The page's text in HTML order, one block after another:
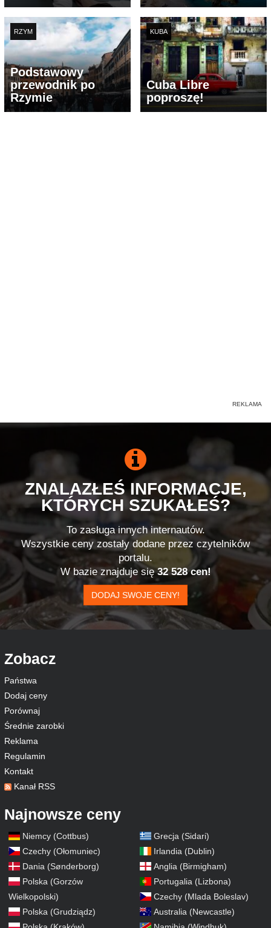
RZYM
Podstawowy
przewodnik po
Rzymie
KUBA
Cuba Libre
poproszę!
ZNALAZŁEŚ INFORMACJE,
KTÓRYCH SZUKAŁEŚ?
To zasługa innych internautów.
Wszystkie ceny zostały dodane przez czytelników
portalu.
W bazie znajduje się32 528 cen!
DODAJ SWOJE CENY!
Zobacz
Państwa
Dodaj ceny
Porównaj
Średnie zarobki
Reklama
Regulamin
Kontakt
Kanał RSS
Najnowsze ceny
Niemcy (Cottbus)
Czechy (Ołomuniec)
Dania (Sønderborg)
Polska (Gorzów
Wielkopolski)
Polska (Grudziądz)
Grecja (Sidari)
Irlandia (Dublin)
Anglia (Birmigham)
Portugalia (Lizbona)
Czechy (Mlada Boleslav)
Australia (Newcastle)